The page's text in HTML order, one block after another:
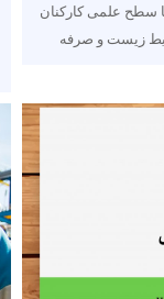
سطح علمی کارکنان
زیست و صرفه